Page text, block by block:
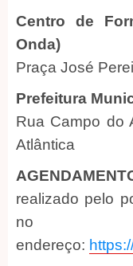
Centro de
Onda)
Praça José
Prefeitura
Rua Campo do
Atlântica
realizado pelo
no
endereço: